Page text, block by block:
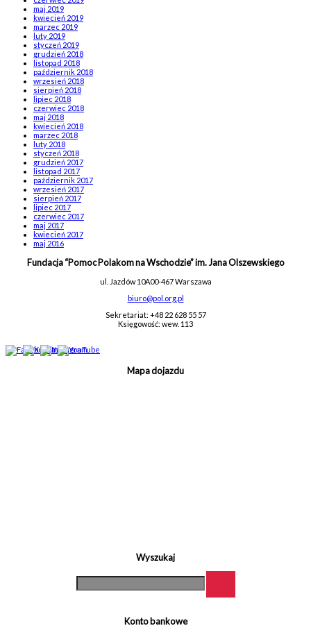
maj 2019
kwiecień 2019
marzec 2019
luty 2019
styczeń 2019
grudzień 2018
listopad 2018
październik 2018
wrzesień 2018
sierpień 2018
lipiec 2018
czerwiec 2018
maj 2018
kwiecień 2018
marzec 2018
luty 2018
styczeń 2018
grudzień 2017
listopad 2017
październik 2017
wrzesień 2017
sierpień 2017
lipiec 2017
czerwiec 2017
maj 2017
kwiecień 2017
maj 2016
Fundacja “Pomoc Polakom na Wschodzie” im. Jana Olszewskiego
ul. Jazdów 10A00-467 Warszawa
biuro@pol.org.pl
Sekretariat: +48 22 628 55 57
Księgowość: wew. 113
Mapa dojazdu
Wyszukaj
Konto bankowe